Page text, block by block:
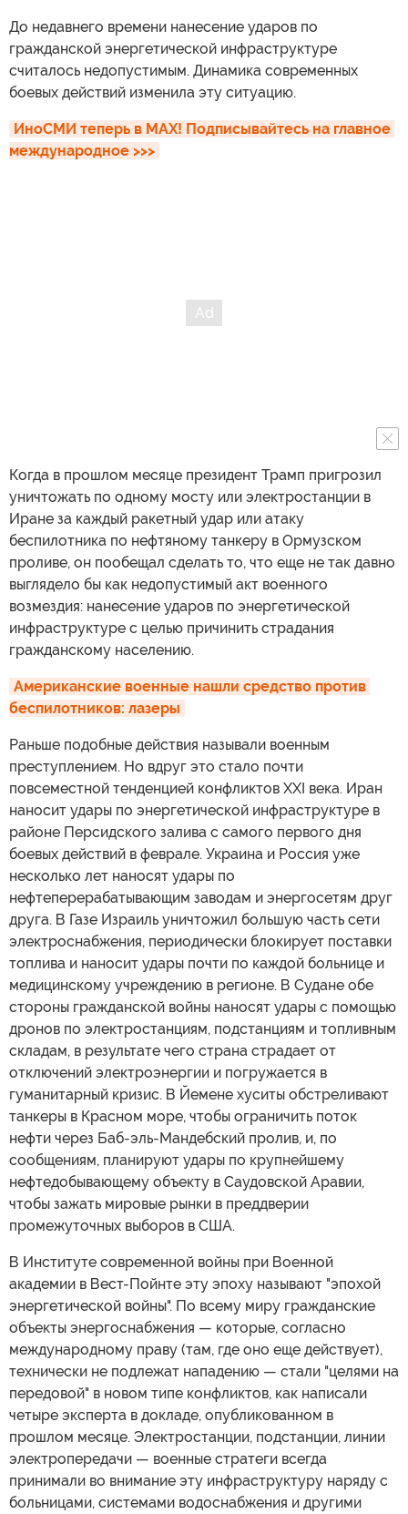
До недавнего времени нанесение ударов по
гражданской энергетической инфраструктуре
считалось недопустимым. Динамика современных
боевых действий изменила эту ситуацию.
ИноСМИ теперь в MAX! Подписывайтесь на главное
международное >>>
Когда в прошлом месяце президент Трамп пригрозил
уничтожать по одному мосту или электростанции в
Иране за каждый ракетный удар или атаку
беспилотника по нефтяному танкеру в Ормузском
проливе, он пообещал сделать то, что еще не так давно
выглядело бы как недопустимый акт военного
возмездия: нанесение ударов по энергетической
инфраструктуре с целью причинить страдания
гражданскому населению.
Американские военные нашли средство против
беспилотников: лазеры
Раньше подобные действия называли военным
преступлением. Но вдруг это стало почти
повсеместной тенденцией конфликтов XXI века. Иран
наносит удары по энергетической инфраструктуре в
районе Персидского залива с самого первого дня
боевых действий в феврале. Украина и Россия уже
несколько лет наносят удары по
нефтеперерабатывающим заводам и энергосетям друг
друга. В Газе Израиль уничтожил большую часть сети
электроснабжения, периодически блокирует поставки
топлива и наносит удары почти по каждой больнице и
медицинскому учреждению в регионе. В Судане обе
стороны гражданской войны наносят удары с помощью
дронов по электростанциям, подстанциям и топливным
складам, в результате чего страна страдает от
отключений электроэнергии и погружается в
гуманитарный кризис. В Йемене хуситы обстреливают
танкеры в Красном море, чтобы ограничить поток
нефти через Баб-эль-Мандебский пролив, и, по
сообщениям, планируют удары по крупнейшему
нефтедобывающему объекту в Саудовской Аравии,
чтобы зажать мировые рынки в преддверии
промежуточных выборов в США.
В Институте современной войны при Военной
академии в Вест-Пойнте эту эпоху называют "эпохой
энергетической войны". По всему миру гражданские
объекты энергоснабжения — которые, согласно
международному праву (там, где оно еще действует),
технически не подлежат нападению — стали "целями на
передовой" в новом типе конфликтов, как написали
четыре эксперта в докладе, опубликованном в
прошлом месяце. Электростанции, подстанции, линии
электропередачи — военные стратеги всегда
принимали во внимание эту инфраструктуру наряду с
больницами, системами водоснабжения и другими